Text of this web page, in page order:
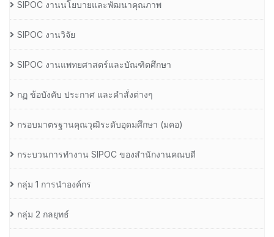
SIPOC งานนโยบายและพัฒนาคุณภาพ
SIPOC งานวิจัย
SIPOC งานแพทยศาสตร์และบัณฑิตศึกษา
กฏ ข้อบังคับ ประกาศ และคำสั่งต่างๆ
กรอบมาตรฐานคุณวุฒิระดับอุดมศึกษา (มคอ)
กระบวนการทำงาน SIPOC ของสำนักงานคณบดี
กลุ่ม 1 การนำองค์กร
กลุ่ม 2 กลยุทธ์